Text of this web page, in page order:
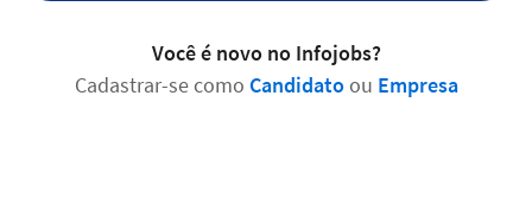
Você é novo no Infojobs?
Cadastrar-se como Candidatoou Empresa